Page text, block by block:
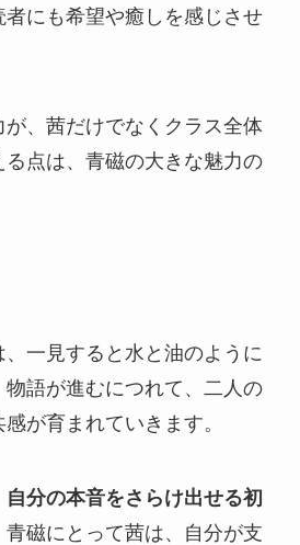
にも希望や癒しを感じさせ
、茜だけでなくクラス全体
点は、青磁の大きな魅力の
一見すると水と油のように
語が進むにつれて、二人の
が育まれていきます。
分の本音をさらけ出せる初
青磁にとって茜は、自分が支